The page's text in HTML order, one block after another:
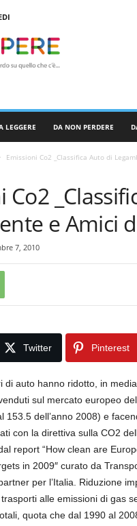
LEGGERE DA NON PERDERE
Emissioni Co2 _Classifica Auto di
Co2
e Amici
7, 2010
Twitter Pinterest
di auto hanno ridotto, in
sul mercato europeo
153.5 dell’anno 2008) e
con la direttiva sulla CO2
report “How clean are
in 2009″ curato da
per l’Italia. Riduzione
alle emissioni di gas
quota che dal 1990 al